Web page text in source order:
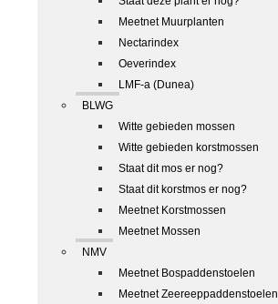
Meetnet Muurplanten
Nectarindex
Oeverindex
LMF-a (Dunea)
BLWG
Witte gebieden mossen
Witte gebieden korstmossen
Staat dit mos er nog?
Staat dit korstmos er nog?
Meetnet Korstmossen
Meetnet Mossen
NMV
Meetnet Bospaddenstoelen
Meetnet Zeereeppaddenstoelen